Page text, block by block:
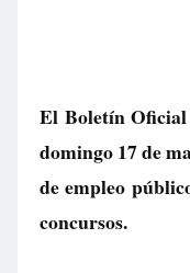
El Boletín
domingo 17 de
de empleo
concursos.